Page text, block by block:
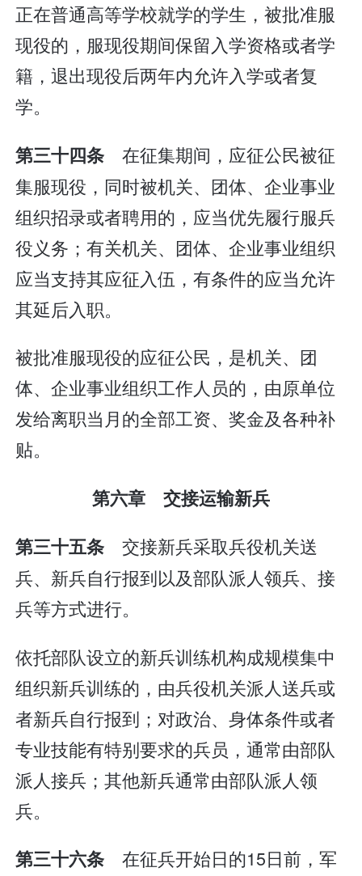
正在普通高等学校就学的学生，被批准服
现役的，服现役期间保留入学资格或者学
籍，退出现役后两年内允许入学或者复
学。
第三十四条 在征集期间，应征公民被征
集服现役，同时被机关、团体、企业事业
组织招录或者聘用的，应当优先履行服兵
役义务；有关机关、团体、企业事业组织
应当支持其应征入伍，有条件的应当允许
其延后入职。
被批准服现役的应征公民，是机关、团
体、企业事业组织工作人员的，由原单位
发给离职当月的全部工资、奖金及各种补
贴。
第六章 交接运输新兵
第三十五条 交接新兵采取兵役机关送
兵、新兵自行报到以及部队派人领兵、接
兵等方式进行。
依托部队设立的新兵训练机构成规模集中
组织新兵训练的，由兵役机关派人送兵或
者新兵自行报到；对政治、身体条件或者
专业技能有特别要求的兵员，通常由部队
派人接兵；其他新兵通常由部队派人领
兵。
第三十六条 在征兵开始日的15日前，军